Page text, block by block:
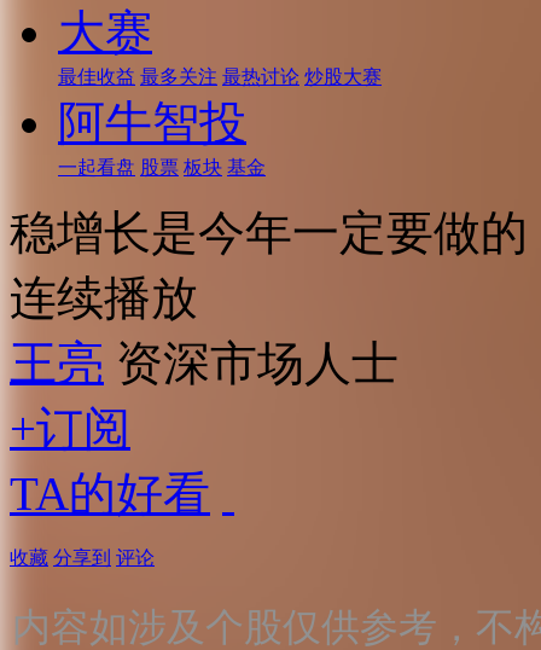
大赛
最佳收益 最多关注 最热讨论 炒股大赛
阿牛智投
一起看盘 股票 板块 基金
稳增长是今年一定要做的
连续播放
王亮 资深市场人士
+订阅
TA的好看
收藏 分享到 评论
内容如涉及个股仅供参考，不